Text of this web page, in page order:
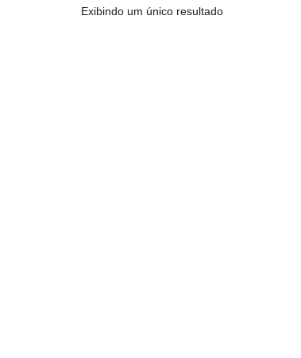
Exibindo um único resultado